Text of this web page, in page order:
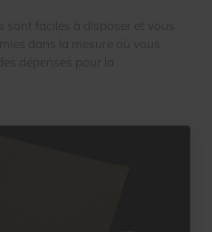
sont faciles à disposer et vous
dans la mesure où vous
dépenses pour la